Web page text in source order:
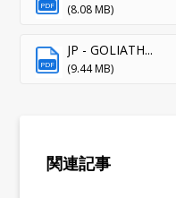
PDF (8.08 MB)
PDF
JP - GOLIATH...
(9.44 MB)
関連記事